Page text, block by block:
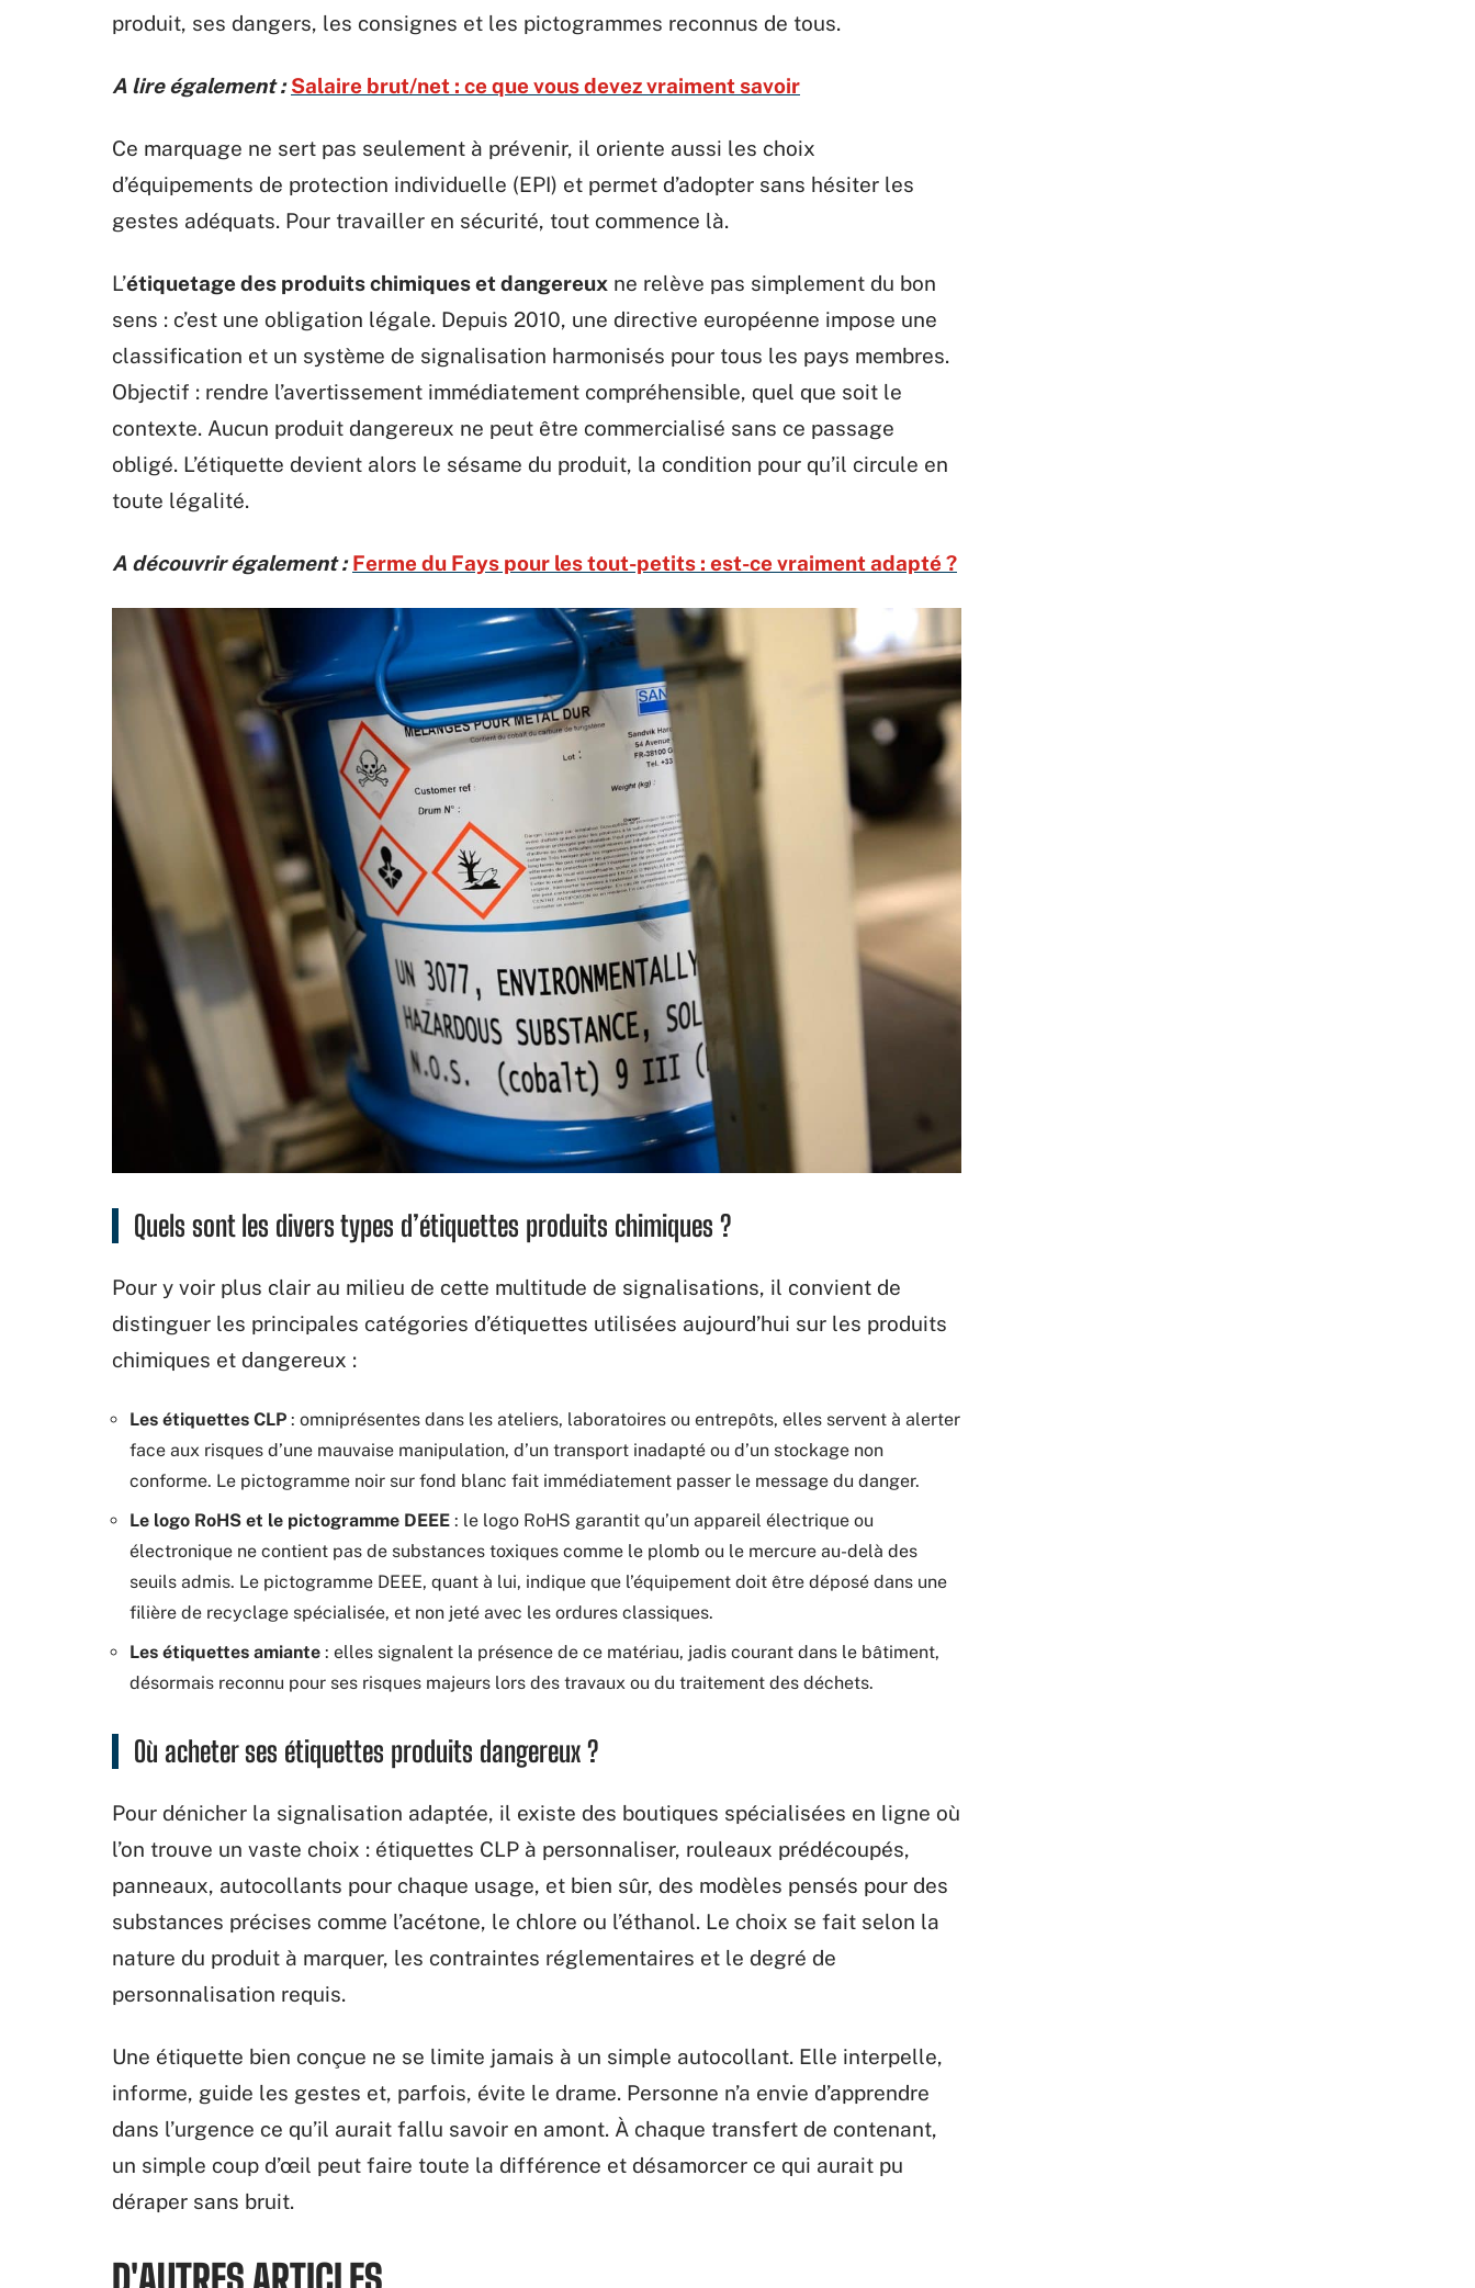
produit, ses dangers, les consignes et les pictogrammes reconnus de tous.
A lire également : Salaire brut/net : ce que vous devez vraiment savoir
Ce marquage ne sert pas seulement à prévenir, il oriente aussi les choix
d’équipements de protection individuelle (EPI) et permet d’adopter sans hésiter les
gestes adéquats. Pour travailler en sécurité, tout commence là.
L’étiquetage des produits chimiques et dangereux ne relève pas simplement du bon
sens : c’est une obligation légale. Depuis 2010, une directive européenne impose une
classification et un système de signalisation harmonisés pour tous les pays membres.
Objectif : rendre l’avertissement immédiatement compréhensible, quel que soit le
contexte. Aucun produit dangereux ne peut être commercialisé sans ce passage
obligé. L’étiquette devient alors le sésame du produit, la condition pour qu’il circule en
toute légalité.
A découvrir également : Ferme du Fays pour les tout-petits : est-ce vraiment adapté ?
Quels sont les divers types d’étiquettes produits chimiques ?
Pour y voir plus clair au milieu de cette multitude de signalisations, il convient de
distinguer les principales catégories d’étiquettes utilisées aujourd’hui sur les produits
chimiques et dangereux :
Les étiquettes CLP : omniprésentes dans les ateliers, laboratoires ou entrepôts, elles servent à alerter
face aux risques d’une mauvaise manipulation, d’un transport inadapté ou d’un stockage non
conforme. Le pictogramme noir sur fond blanc fait immédiatement passer le message du danger.
Le logo RoHS et le pictogramme DEEE : le logo RoHS garantit qu’un appareil électrique ou
électronique ne contient pas de substances toxiques comme le plomb ou le mercure au-delà des
seuils admis. Le pictogramme DEEE, quant à lui, indique que l’équipement doit être déposé dans une
filière de recyclage spécialisée, et non jeté avec les ordures classiques.
Les étiquettes amiante : elles signalent la présence de ce matériau, jadis courant dans le bâtiment,
désormais reconnu pour ses risques majeurs lors des travaux ou du traitement des déchets.
Où acheter ses étiquettes produits dangereux ?
Pour dénicher la signalisation adaptée, il existe des boutiques spécialisées en ligne où
l’on trouve un vaste choix : étiquettes CLP à personnaliser, rouleaux prédécoupés,
panneaux, autocollants pour chaque usage, et bien sûr, des modèles pensés pour des
substances précises comme l’acétone, le chlore ou l’éthanol. Le choix se fait selon la
nature du produit à marquer, les contraintes réglementaires et le degré de
personnalisation requis.
Une étiquette bien conçue ne se limite jamais à un simple autocollant. Elle interpelle,
informe, guide les gestes et, parfois, évite le drame. Personne n’a envie d’apprendre
dans l’urgence ce qu’il aurait fallu savoir en amont. À chaque transfert de contenant,
un simple coup d’œil peut faire toute la différence et désamorcer ce qui aurait pu
déraper sans bruit.
D'AUTRES ARTICLES